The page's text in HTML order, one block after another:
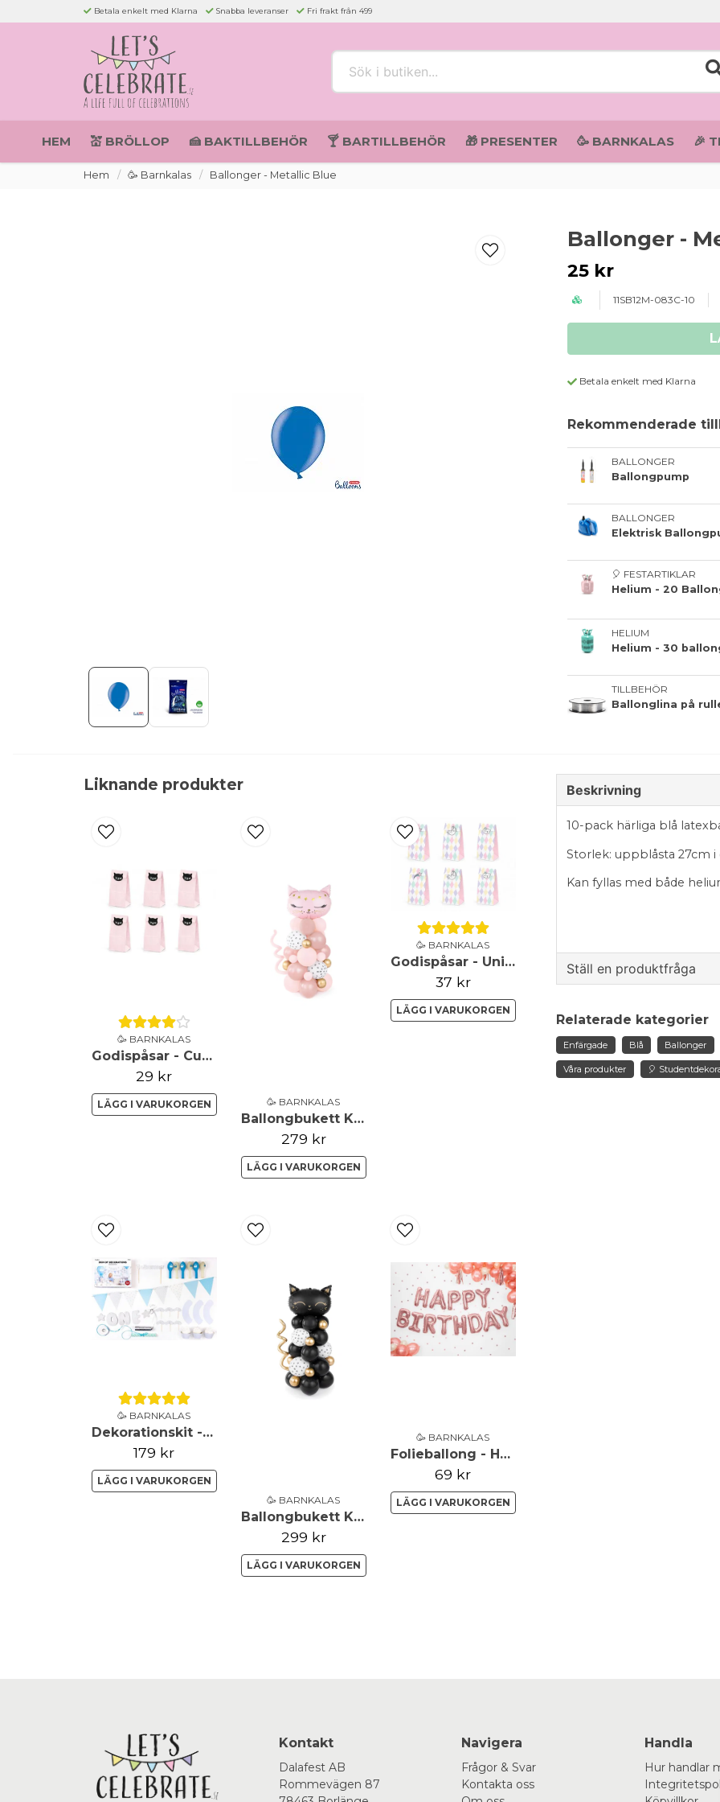
Betala enkelt med Klarna Snabba leveranser Fri frakt från 499
HEM 💒 BRÖLLOP 🍰 BAKTILLBEHÖR 🍸 BARTILLBEHÖR 🎁 PRESENTER 🥳 BARNKALAS 🎉
Hem 🥳 Barnkalas Ballonger - Metallic Blue
Ballonger -
25 kr
11SB12M-083C-10
Betala enkelt med Klarna
Rekommenderade
BALLONGER
Ballongpump
BALLONGER
Elektrisk
🎈 FESTARTIKLAR
Helium - 20
HELIUM
Helium - 30
TILLBEHÖR
Ballonglina på
Liknande produkter
🥳 BARNKALAS
Godispåsar - Cute cat
29 kr
LÄGG I VARUKORGEN 🥳 BARNKALAS
Ballongbukett Katt Rosa
279 kr
LÄGG I VARUKORGEN
🥳 BARNKALAS
Godispåsar - Unicorn
37 kr
LÄGG I VARUKORGEN
🥳 BARNKALAS
Dekorationskit - 1-årsdag ljusblått & silver
179 kr
LÄGG I VARUKORGEN
🥳 BARNKALAS
Ballongbukett Katt Svart Vit Guld
299 kr
LÄGG I VARUKORGEN
🥳 BARNKALAS
Folieballong - Happy Birthday - Roséguld
69 kr
LÄGG I VARUKORGEN
Beskrivning
10-pack härliga blå
Storlek: uppblåsta 27cm
Kan fyllas med både
Ställ en produktfråga
Fråga oss något om
Relaterade kategorier
Enfärgade Blå Ballonger
Våra produkter 🎈
Kontakt
Dalafest AB
Rommevägen 87
Navigera
Frågor & Svar
Kontakta oss
Handla
Hur handlar